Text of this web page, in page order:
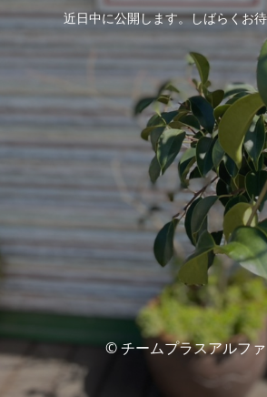
近日中に公開します。しばらくお
© チームプラスアルフ